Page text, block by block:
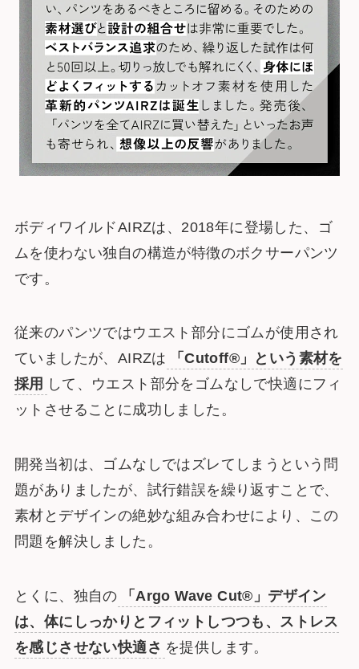
ボディワイルドAIRZは、2018年に登場した、ゴ
ムを使わない独自の構造が特徴のボクサーパンツ
です。
従来のパンツではウエスト部分にゴムが使用され
ていましたが、AIRZは
「Cutoff®」という素材を
採用 して、ウエスト部分をゴムなしで快適にフィ
ットさせることに成功しました。
開発当初は、ゴムなしではズレてしまうという問
題がありましたが、試行錯誤を繰り返すことで、
素材とデザインの絶妙な組み合わせにより、この
問題を解決しました。
とくに、独自の
「Argo Wave Cut®」デザイン
は、体にしっかりとフィットしつつも、ストレス
を感じさせない快適さ を提供します。